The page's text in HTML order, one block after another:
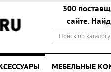
300
сайте.
МЕБЕЛЬНЫЕ